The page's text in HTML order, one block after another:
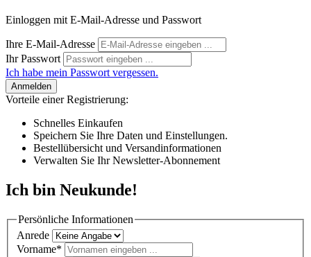
Einloggen mit E-Mail-Adresse und Passwort
Ihre E-Mail-Adresse
Ihr Passwort
Ich habe mein Passwort vergessen.
Anmelden
Vorteile einer Registrierung:
Schnelles Einkaufen
Speichern Sie Ihre Daten und Einstellungen.
Bestellübersicht und Versandinformationen
Verwalten Sie Ihr Newsletter-Abonnement
Ich bin Neukunde!
Persönliche Informationen
Anrede
Vorname*